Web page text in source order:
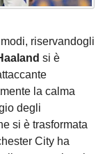
riservandogli
si è
la calma
degli
si è trasformata
City ha